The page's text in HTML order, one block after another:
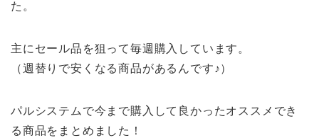
た。
主にセール品を狙って毎週購入しています。
（週替りで安くなる商品があるんです♪）
パルシステムで今まで購入して良かったオススメでき
る商品をまとめました！